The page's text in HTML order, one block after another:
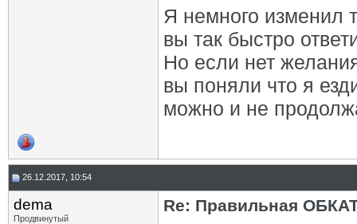
Я немного изменил
вы так быстро
Но если нет
вы поняли что я
можно и не
26.12.2017, 10:54
dema
Продвинутый
Re: Правильная